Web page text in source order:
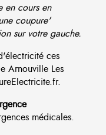
en cours en
coupure'
sur votre gauche.
ces
Arnouville Les
médicales.